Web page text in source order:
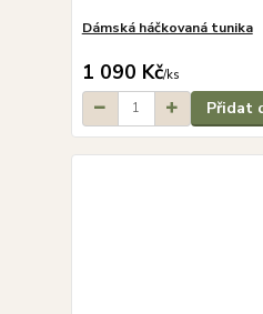
Dámská háčkovaná tunika
1 090 Kč/ks
Přidat